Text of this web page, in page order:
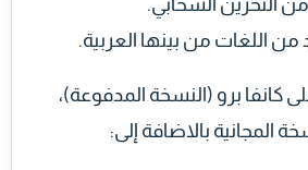
من اللغات من بينها العربية.
كانفا برو (النسخة المدفوعة)،
المجانية بالاضافة إلى: